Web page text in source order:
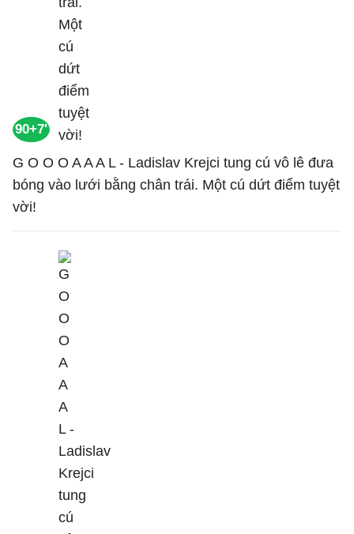
90+7'
G O O O A A A L - Ladislav Krejci tung cú vô lê đưa
bóng vào lưới bằng chân trái. Một cú dứt điểm tuyệt
vời!